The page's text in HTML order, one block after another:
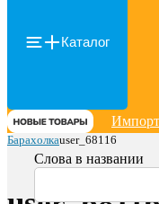
Каталог
Барахолкаuser_68116
Слова в названии